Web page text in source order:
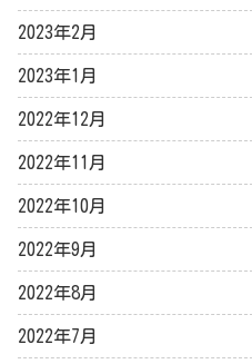
2023年2月
2023年1月
2022年12月
2022年11月
2022年10月
2022年9月
2022年8月
2022年7月